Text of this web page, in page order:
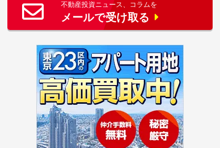
不動産投資ニュース、コラムを
メールで受け取る